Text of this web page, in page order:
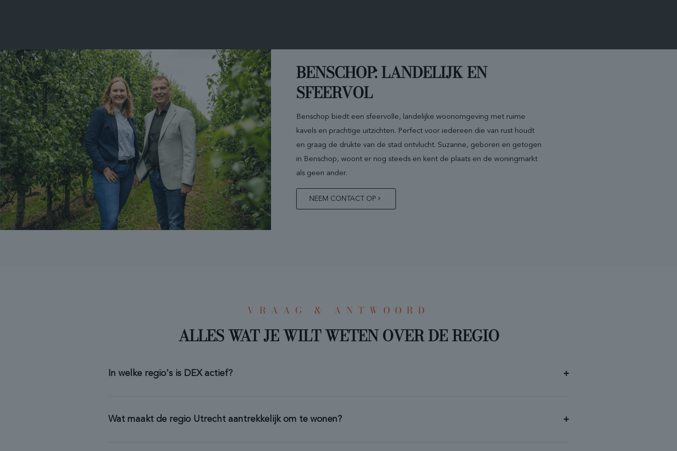
BENSCHOP: LANDELIJK EN
SFEERVOL
Benschop biedt een sfeervolle, landelijke woonomgeving met ruime
kavels en prachtige uitzichten. Perfect voor iedereen die van rust houdt
en graag de drukte van de stad ontvlucht. Suzanne, geboren en getogen
in Benschop, woont er nog steeds en kent de plaats en de woningmarkt
als geen ander.
NEEM CONTACT OP
VRAAG & ANTWOORD
ALLES WAT JE WILT WETEN OVER DE REGIO
In welke regio's is DEX actief?
Wat maakt de regio Utrecht aantrekkelijk om te wonen?